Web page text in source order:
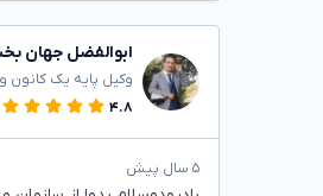
ابوالفضل جهان
وکیل پایه یک کانون
۴.۸
۵ سال پیش